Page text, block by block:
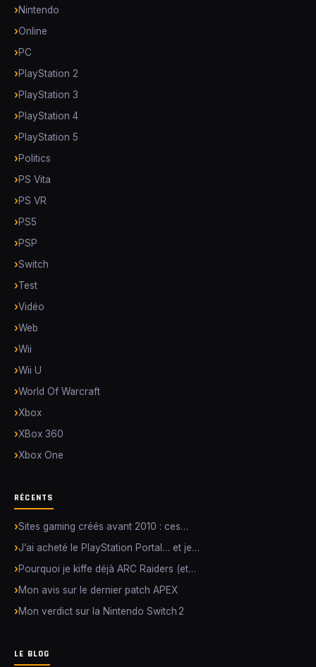
Nintendo
Online
PC
PlayStation 2
PlayStation 3
PlayStation 4
PlayStation 5
Politics
PS Vita
PS VR
PS5
PSP
Switch
Test
Vidéo
Web
Wii
Wii U
World Of Warcraft
Xbox
XBox 360
Xbox One
RÉCENTS
Sites gaming créés avant 2010 : ces…
J’ai acheté le PlayStation Portal… et je…
Pourquoi je kiffe déjà ARC Raiders (et…
Mon avis sur le dernier patch APEX
Mon verdict sur la Nintendo Switch 2
LE BLOG